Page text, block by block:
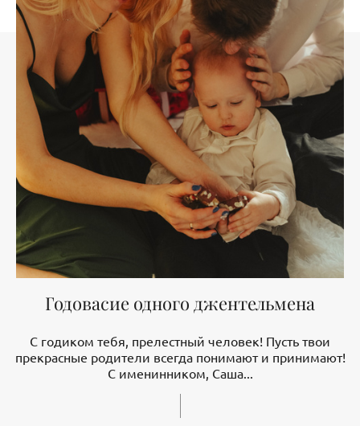
Годовасие одного джентельмена
С годиком тебя, прелестный человек! Пусть твои
прекрасные родители всегда понимают и принимают!
С именинником, Саша...